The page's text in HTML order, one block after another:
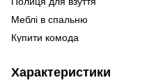
Меблі в спальню
Купити комода
Купити меблі кухонні
Характеристики